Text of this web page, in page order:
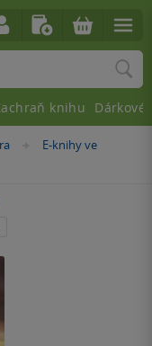
»
E-knihy ve
knihu Dárkové